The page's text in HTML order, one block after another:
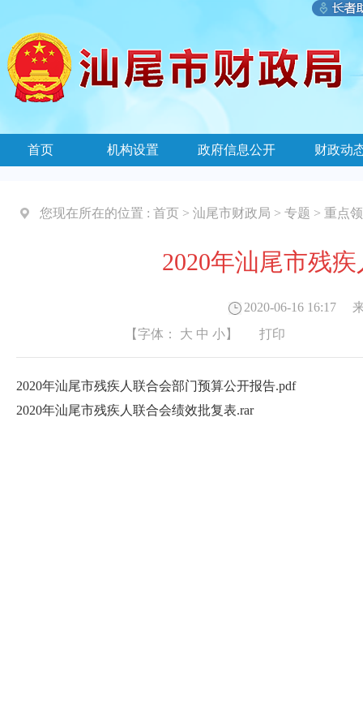
首页 机构设置 政府信息公开 财政动
您现在所在的位置 : 首页 > 汕尾市财政局 > 专题 > 重点
2020年汕尾市残
2020-06-16 16:17
【字体： 大 中 小】 打印
2020年汕尾市残疾人联合会部门预算公开报告.pdf
2020年汕尾市残疾人联合会绩效批复表.rar